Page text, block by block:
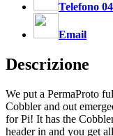
Telefono
Email
Descrizione
We put a PermaProto
Cobbler and out
for Pi! It has the
header in and you get